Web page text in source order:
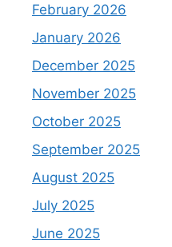
February 2026
January 2026
December 2025
November 2025
October 2025
September 2025
August 2025
July 2025
June 2025